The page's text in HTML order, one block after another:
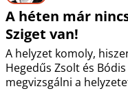
A héten már
Sziget van!
A helyzet komoly,
Hegedűs Zsolt és
megvizsgálni a